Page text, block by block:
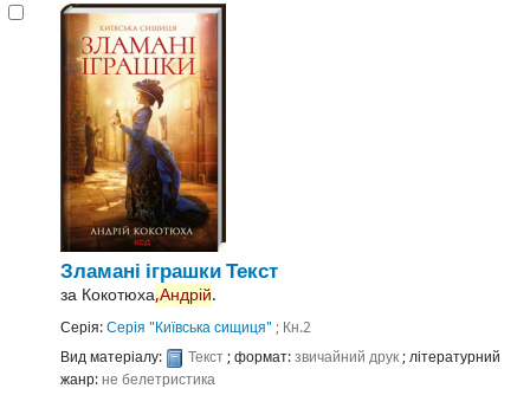
Зламані іграшкиТекст
за Кокотюха,Андрій.
Серія:Серія "Київська сищиця" ; Кн.2
Вид матеріалу:
Текст; формат:звичайний друк; літературний
жанр:не белетристика